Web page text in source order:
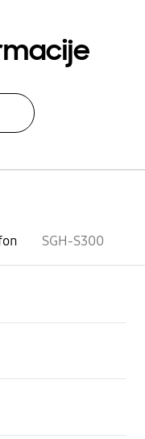
SGH-S300